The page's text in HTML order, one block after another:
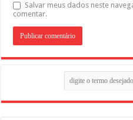
Salvar meus dados neste
comentar.